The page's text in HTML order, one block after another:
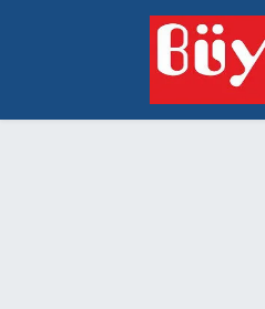
Vakfıkebir Hava Durumu